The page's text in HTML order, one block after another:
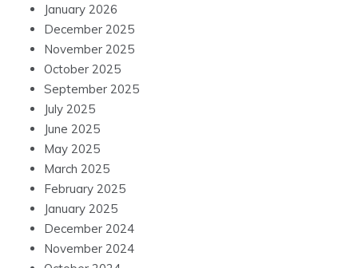
January 2026
December 2025
November 2025
October 2025
September 2025
July 2025
June 2025
May 2025
March 2025
February 2025
January 2025
December 2024
November 2024